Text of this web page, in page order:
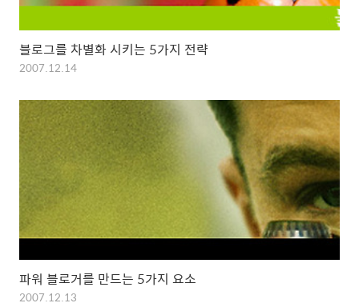
블로그를 차별화 시키는 5가지 전략
2007.12.14
파워 블로거를 만드는 5가지 요소
2007.12.13